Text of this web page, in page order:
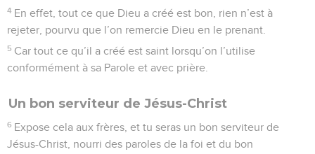
4 En effet, tout ce que Dieu a créé est bon, rien n’est à
rejeter, pourvu que l’on remercie Dieu en le prenant.
5 Car tout ce qu’il a créé est saint lorsqu’on l’utilise
conformément à sa Parole et avec prière.
Un bon serviteur de Jésus-Christ
6 Expose cela aux frères, et tu seras un bon serviteur de
Jésus-Christ, nourri des paroles de la foi et du bon